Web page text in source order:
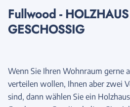
Fullwood -
GESCHOSSIG
Wenn Sie Ihren Wohnraum gerne
verteilen wollen, Ihnen aber zwei
sind, dann wählen Sie ein